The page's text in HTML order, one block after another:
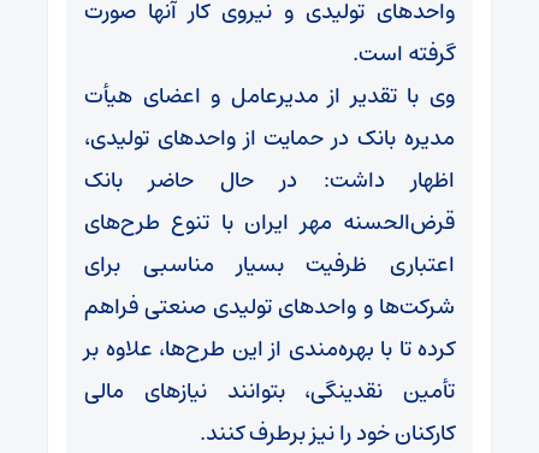
واحدهای تولیدی و نیروی کار آنها صورت
گرفته است.
وی با تقدیر از مدیرعامل و اعضای هیأت
مدیره بانک در حمایت از واحدهای تولیدی،
اظهار داشت: در حال حاضر بانک
قرض‌الحسنه مهر ایران با تنوع طرح‌های
اعتباری ظرفیت بسیار مناسبی برای
شرکت‌ها و واحدهای تولیدی صنعتی فراهم
کرده تا با بهره‌مندی از این طرح‌ها، علاوه بر
تأمین نقدینگی، بتوانند نیازهای مالی
کارکنان خود را نیز برطرف کنند.